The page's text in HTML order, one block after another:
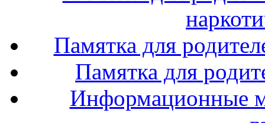
Памятка для
Памятка для
Информационные